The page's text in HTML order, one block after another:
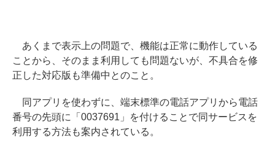
あくまで表示上の問題で、機能は正常に動作している
ことから、そのまま利用しても問題ないが、不具合を修
正した対応版も準備中とのこと。
同アプリを使わずに、端末標準の電話アプリから電話
番号の先頭に「0037691」を付けることで同サービスを
利用する方法も案内されている。